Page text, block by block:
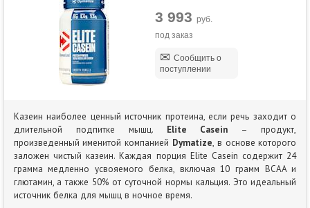
3 993 руб.
под заказ
Сообщить о
поступлении
Казеин наиболее ценный источник протеина, если речь заходит о
длительной подпитке мышц. Elite Casein – продукт,
произведенный именитой компанией Dymatize, в основе которого
заложен чистый казеин. Каждая порция Elite Casein содержит 24
грамма медленно усвояемого белка, включая 10 грамм BCAA и
глютамин, а также 50% от суточной нормы кальция. Это идеальный
источник белка для мышц в ночное время.